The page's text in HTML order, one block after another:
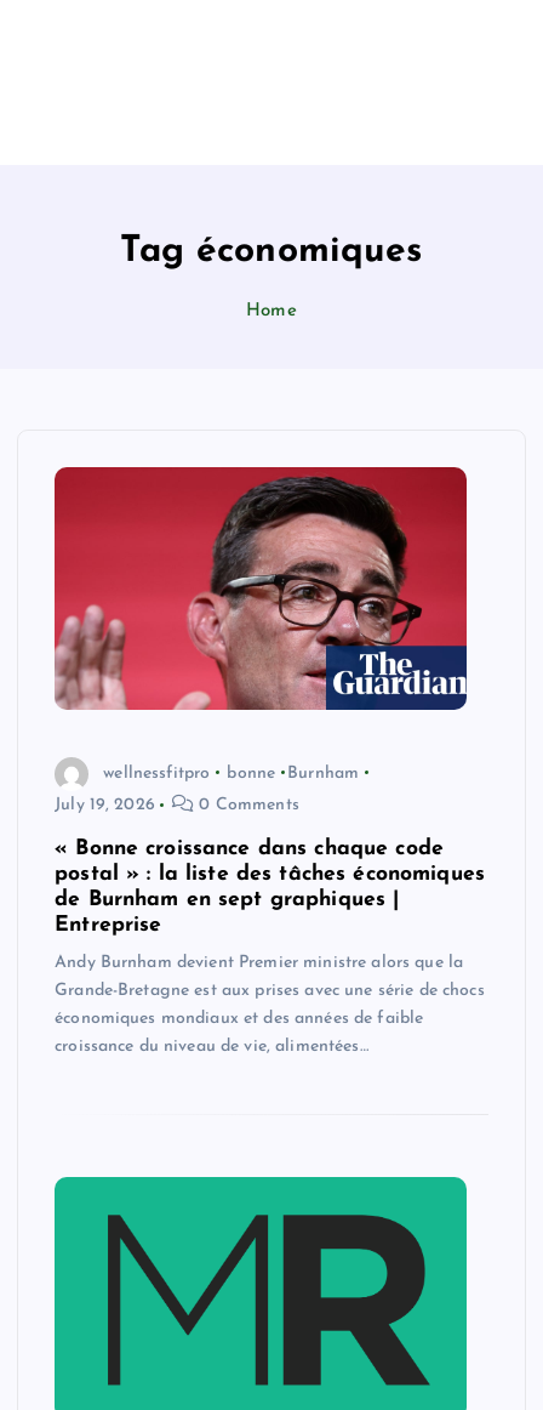
Tag économiques
Home
wellnessfitpro bonne
Burnham
July 19, 2026
0 Comments
« Bonne croissance dans chaque code
postal » : la liste des tâches économiques
de Burnham en sept graphiques |
Entreprise
Andy Burnham devient Premier ministre alors que la
Grande-Bretagne est aux prises avec une série de chocs
économiques mondiaux et des années de faible
croissance du niveau de vie, alimentées…